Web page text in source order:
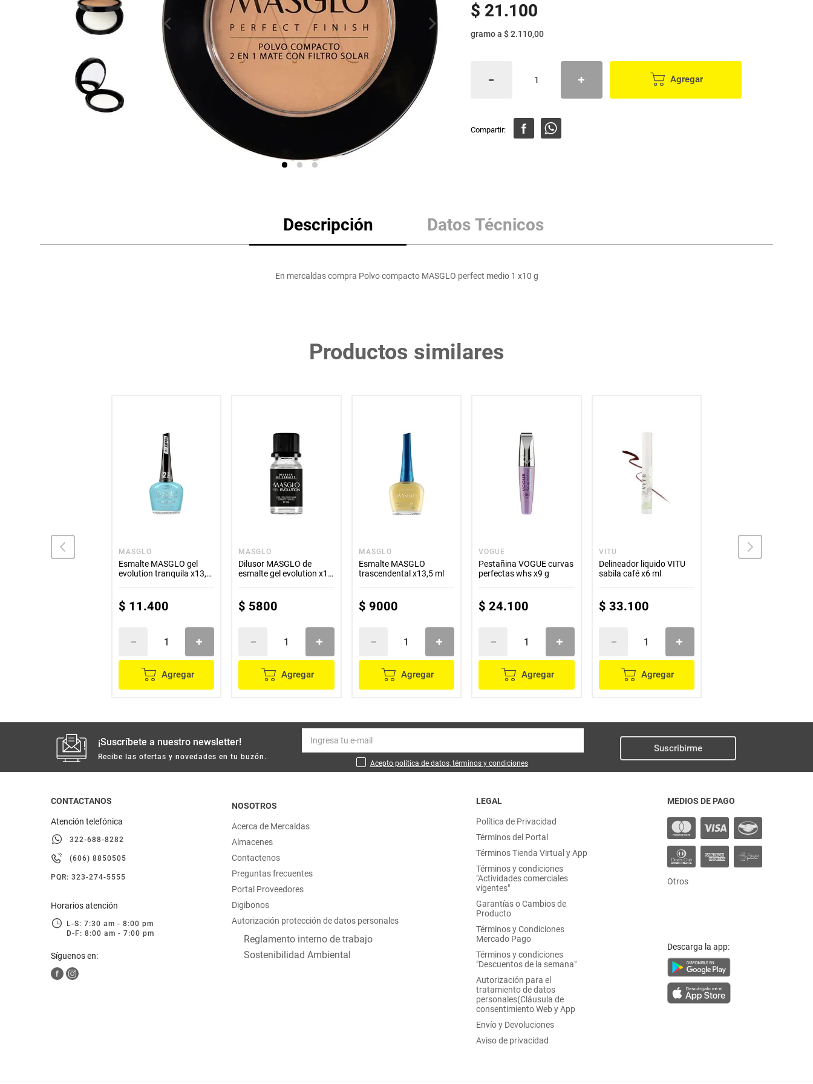
lácteos y refrigerados
vinos y licores
cuidado del bebé
otros
$ 21.100
gramoa $ 2.110,00
Agregar
Descripción Datos Técnicos
En mercaldas compra Polvo compacto MASGLO perfect medio 1 x10 g
Productos similares
MASGLO
Esmalte MASGLO gel
evolution tranquila x13,5
$ 11.400
Agregar
MASGLO
Dilusor MASGLO de
esmalte gel evolution x10
$ 5800
Agregar
MASGLO
Esmalte MASGLO
trascendental x13,5 ml
$ 9000
Agregar
VOGUE
Pestañina VOGUE curvas
perfectas whs x9 g
$ 24.100
Agregar
VITU
Delineador liquido VITU
sabila café x6 ml
$ 33.100
Agregar
¡Suscríbete a nuestro newsletter!
Recibe las ofertas y novedades en tu buzón.
Acepto política de datos, términos y condiciones
Suscribirme
CONTACTANOS
Atención telefónica
322-688-8282
(606) 8850505
PQR: 323-274-5555
Horarios atención
L-S: 7:30 am - 8:00 pm
D-F: 8:00 am - 7:00 pm
Síguenos en:
NOSOTROS
Acerca de Mercaldas
Almacenes
Contactenos
Preguntas frecuentes
Portal Proveedores
Digibonos
Autorización protección de datos personales
Reglamento interno de trabajo
Sostenibilidad Ambiental
LEGAL
Política de Privacidad
Términos del Portal
Términos Tienda Virtual y App
Términos y condiciones
"Actividades comerciales
vigentes"
Garantías o Cambios de
Producto
Términos y Condiciones
Mercado Pago
Términos y condiciones
"Descuentos de la semana"
Autorización para el
tratamiento de datos
personales(Cláusula de
consentimiento Web y App
Envío y Devoluciones
Aviso de privacidad
MEDIOS DE PAGO
Otros
Descarga la app:
Aceite